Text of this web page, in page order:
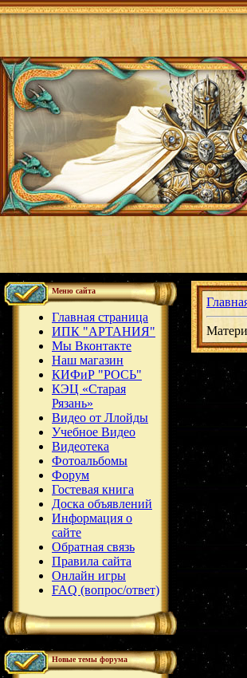
Меню сайта
Главная страница
ИПК "АРТАНИЯ"
Мы Вконтакте
Наш магазин
КИФиР "РОСЬ"
КЭЦ «Старая
Рязань»
Видео от Ллойды
Учебное Видео
Видеотека
Фотоальбомы
Форум
Гостевая книга
Доска объявлений
Информация о
сайте
Обратная связь
Правила сайта
Онлайн игры
FAQ (вопрос/ответ)
Новые темы форума